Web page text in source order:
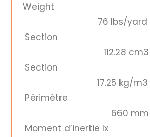
76 lbs/yard
112.28 cm3
17.25 kg/m3
660 mm
Moment